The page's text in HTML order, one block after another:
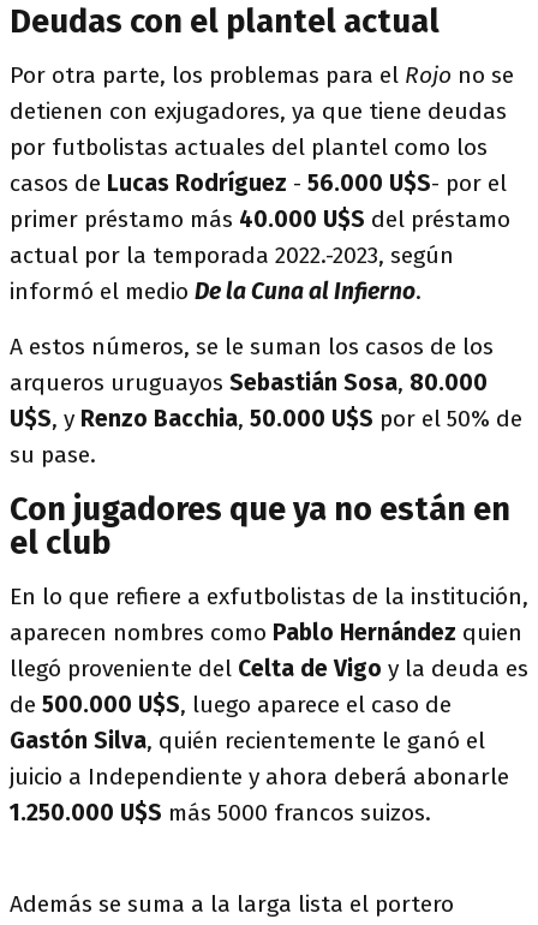
Deudas con el plantel actual
Por otra parte, los problemas para el Rojo no se
detienen con exjugadores, ya que tiene deudas
por futbolistas actuales del plantel como los
casos de Lucas Rodríguez - 56.000 U$S- por el
primer préstamo más 40.000 U$S del préstamo
actual por la temporada 2022.-2023, según
informó el medio De la Cuna al Infierno.
A estos números, se le suman los casos de los
arqueros uruguayos Sebastián Sosa, 80.000
U$S, y Renzo Bacchia, 50.000 U$S por el 50% de
su pase.
Con jugadores que ya no están en
el club
En lo que refiere a exfutbolistas de la institución,
aparecen nombres como Pablo Hernández quien
llegó proveniente del Celta de Vigo y la deuda es
de 500.000 U$S, luego aparece el caso de
Gastón Silva, quién recientemente le ganó el
juicio a Independiente y ahora deberá abonarle
1.250.000 U$S más 5000 francos suizos.
Además se suma a la larga lista el portero